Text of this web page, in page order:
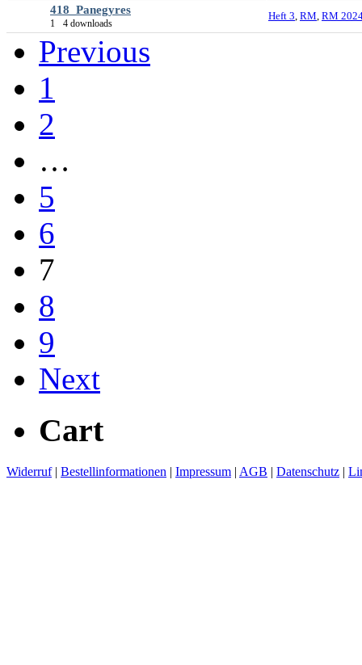
418_Panegyres
1 4 downloads
Heft 3 RM RM
Previous
1
2
…
5
6
7
8
9
Next
Cart
Widerruf| Bestellinformationen | Impressum | AGB | Datenschutz |